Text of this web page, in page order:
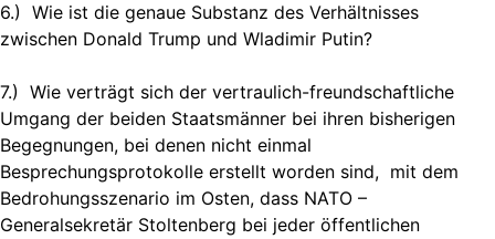
6.) Wie ist die genaue Substanz des Verhältnisses
zwischen Donald Trump und Wladimir Putin?
7.) Wie verträgt sich der vertraulich-freundschaftliche
Umgang der beiden Staatsmänner bei ihren bisherigen
Begegnungen, bei denen nicht einmal
Besprechungsprotokolle erstellt worden sind, mit dem
Bedrohungsszenario im Osten, dass NATO –
Generalsekretär Stoltenberg bei jeder öffentlichen